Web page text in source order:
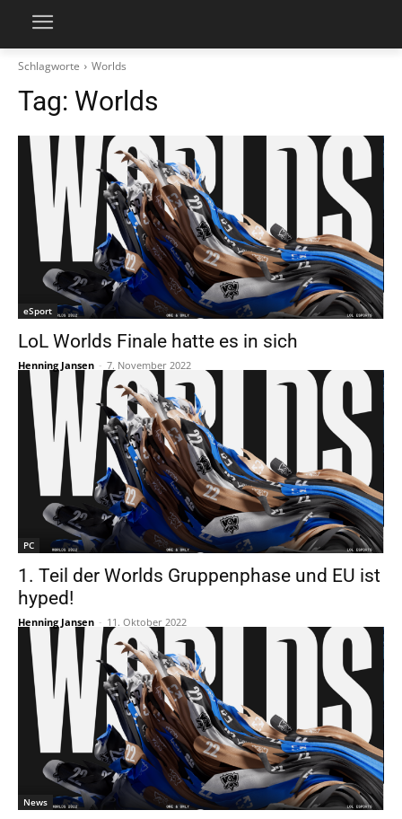
Schlagworte Worlds
Tag: Worlds
eSport
LoL Worlds Finale hatte es in sich
Henning Jansen - 7. November 2022
PC
1. Teil der Worlds Gruppenphase und EU ist
hyped!
Henning Jansen - 11. Oktober 2022
News